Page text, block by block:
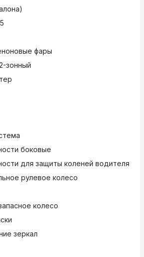
фары
зонный
боковые
для защиты коленей водителя
рулевое колесо
колесо
зеркал